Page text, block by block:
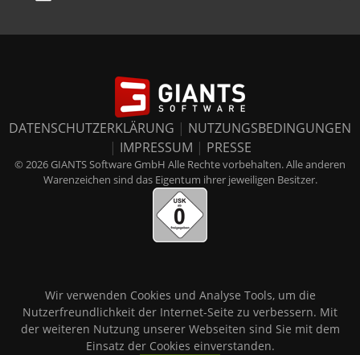
DATENSCHUTZERKLÄRUNG | NUTZUNGSBEDINGUNGEN
| IMPRESSUM | PRESSE
© 2026 GIANTS Software GmbH Alle Rechte vorbehalten. Alle anderen
Warenzeichen sind das Eigentum ihrer jeweiligen Besitzer.
Wir verwenden Cookies und Analyse Tools, um die
Nutzerfreundlichkeit der Internet-Seite zu verbessern. Mit
der weiteren Nutzung unserer Webseiten sind Sie mit dem
Einsatz der Cookies einverstanden.